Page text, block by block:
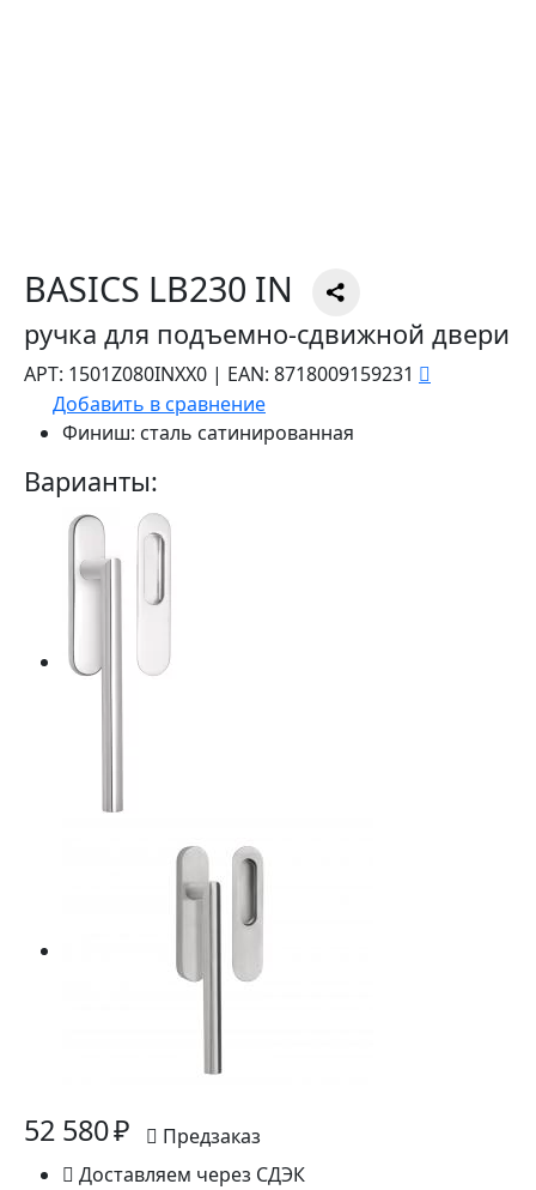
BASICS LB230 IN
ручка для подъемно-сдвижной двери
АРТ: 1501Z080INXX0 | EAN: 8718009159231
Добавить в сравнение
Финиш: сталь сатинированная
Варианты:
52 580 ₽
Предзаказ
Доставляем через СДЭК